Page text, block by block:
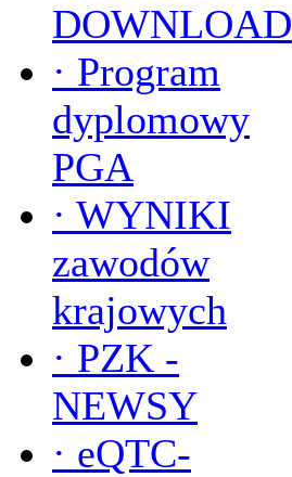
DOWNLOAD
· Program
dyplomowy
PGA
· WYNIKI
zawodów
krajowych
· PZK -
NEWSY
· eQTC-